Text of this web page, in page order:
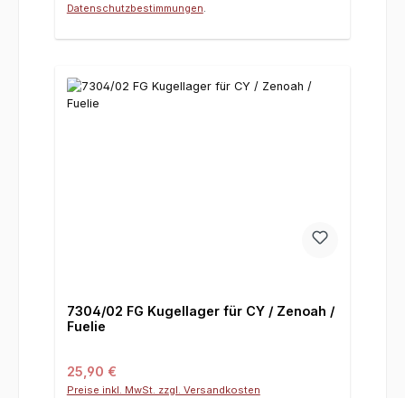
Datenschutzbestimmungen
7304/02 FG Kugellager für CY / Zenoah /
Fuelie
Regulärer Preis:
25,90 €
Preise inkl. MwSt. zzgl. Versandkosten